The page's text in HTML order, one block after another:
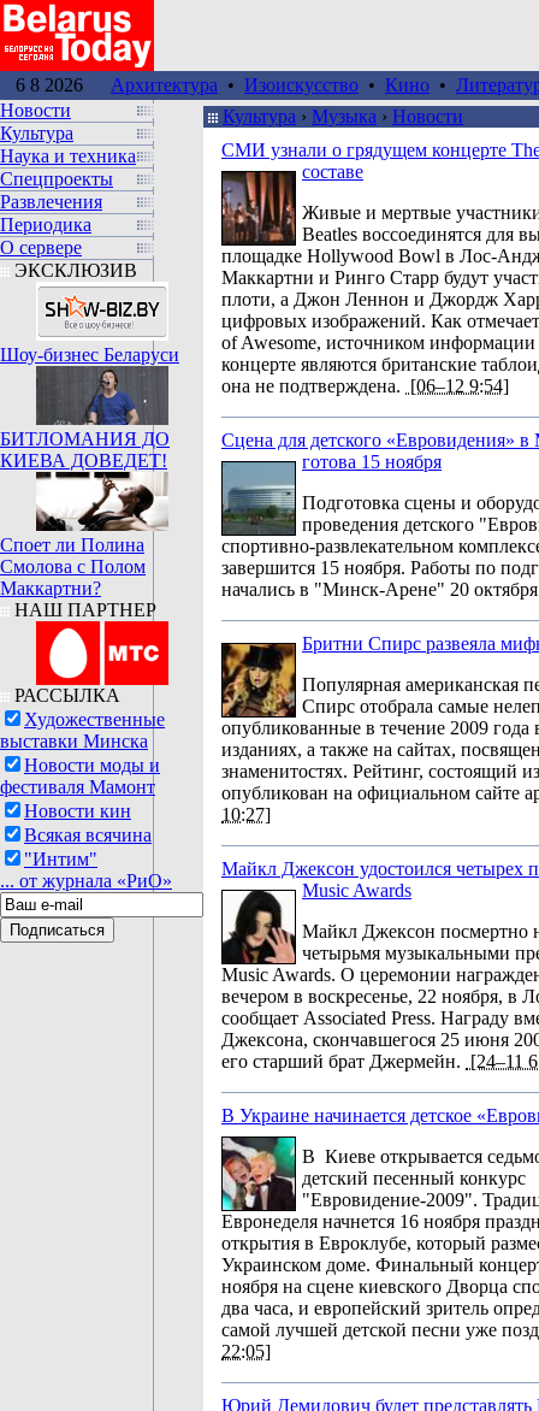
6 8 2026 Архитектура • Изоискусство • Кино •
Новости
Культура
Наука и техника
Спецпроекты
Развлечения
Периодика
О сервере
ЭКСКЛЮЗИВ
Шоу-бизнес Беларуси
БИТЛОМАНИЯ ДО
КИЕВА ДОВЕДЕТ!
Споет ли Полина
Смолова с Полом
Маккартни?
НАШ ПАРТНЕР
РАССЫЛКА
Художественные
выставки Минска
Новости моды и
фестиваля Мамонт
Новости кин
Всякая всячина
"Интим"
... от журнала «РиО»
Культура › Музыка › Новости
СМИ узнали о грядущем концерте
составе
Живые и мертвые
Beatles воссоединятся для
площадке Hollywood Bowl в Лос-
Маккартни и Ринго Старр будут
плоти, а Джон Леннон и Джордж
цифровых изображений. Как
of Awesome, источником информации
концерте являются британские
она не подтверждена. [06–12 9:54]
Сцена для детского «Евровидения» в
готова 15 ноября
Подготовка сцены и
проведения детского
спортивно-развлекательном
завершится 15 ноября. Работы по
начались в "Минск-Арене" 20
Бритни Спирс развеяла
Популярная американская
Спирс отобрала самые
опубликованные в течение 2009 года
изданиях, а также на сайтах,
знаменитостях. Рейтинг, состоящий
опубликован на официальном сайте
10:27]
Майкл Джексон удостоился четырех
Music Awards
Майкл Джексон посмертно
четырьмя музыкальными
Music Awards. О церемонии
вечером в воскресенье, 22 ноября, в
сообщает Associated Press. Награду
Джексона, скончавшегося 25 июня
его старший брат Джермейн. [24–11
В Украине начинается детское
В Киеве открывается
детский песенный конкурс
"Евровидение-2009".
Евронеделя начнется 16 ноября
открытия в Евроклубе, который
Украинском доме. Финальный
ноября на сцене киевского Дворца
два часа, и европейский зритель
самой лучшей детской песни уже
22:05]
Юрий Демидович будет представлять